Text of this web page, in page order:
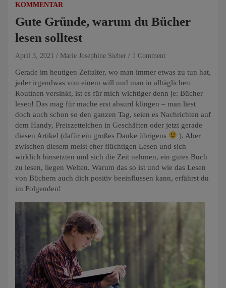
KOMMENTAR
Gute Gründe, warum du Bücher
lesen solltest
April 3, 2021 Marie Josephine Sieber 1 Comment
Gerade im heutigen Zeitalter, wo man immer etwas zu tun hat,
jeder irgendwas von einem will und man in alltäglichen
Routinen versinkt, ist es für mich wichtiger denn je: Bücher
lesen! Das mag für mache erst absurd klingen – man liest
doch auch schon so den ganzen Tag, seien es Nachrichten auf
dem Handy, Preiszettelchen in Geschäften oder jetzt gerade
diesen Artikel (dafür ein großes Danke übrigens
). Aber
zwischen diesem meist eher flüchtigen Lesen und sich
wirklich hinsetzten und sich die Zeit nehmen, ein gutes Buch
zu lesen, liegen Welten. Warum das so ist und wie das Lesen
von Büchern auch dich positiv beeinflussen kann, erfährst du
im Folgenden!